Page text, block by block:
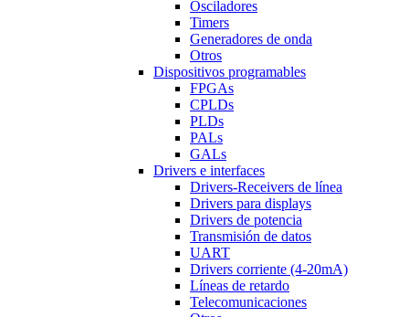
Osciladores
Timers
Generadores de onda
Otros
Dispositivos programables
FPGAs
CPLDs
PLDs
PALs
GALs
Drivers e interfaces
Drivers-Receivers de línea
Drivers para displays
Drivers de potencia
Transmisión de datos
UART
Drivers corriente (4-20mA)
Líneas de retardo
Telecomunicaciones